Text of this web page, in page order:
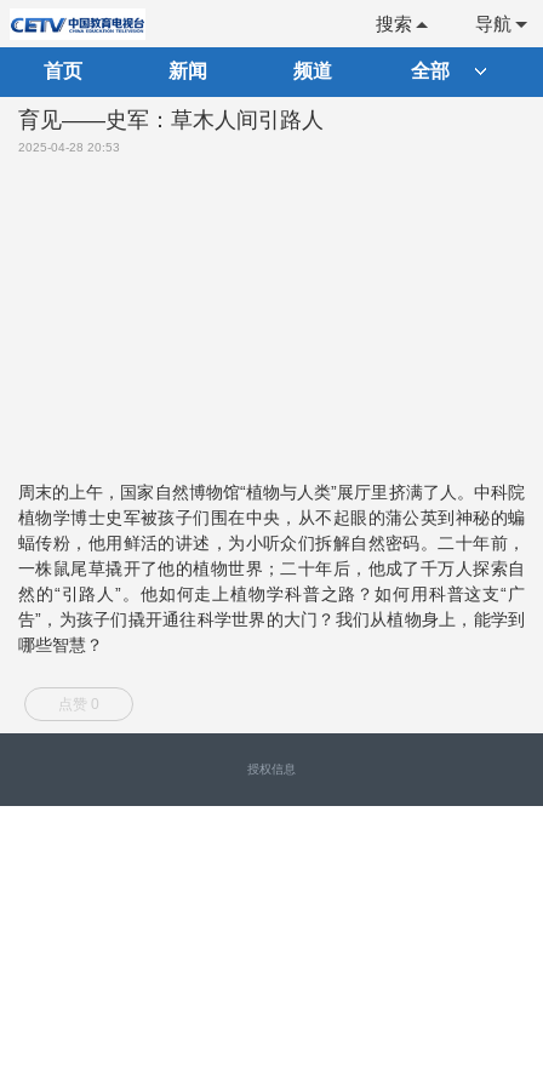
导航
搜索
首页 新闻 频道 全部
育见——史军：草木人间引路人
2025-04-28 20:53
周末的上午，国家自然博物馆“植物与人类”展厅里挤满了人。中科院
植物学博士史军被孩子们围在中央，从不起眼的蒲公英到神秘的蝙
蝠传粉，他用鲜活的讲述，为小听众们拆解自然密码。二十年前，
一株鼠尾草撬开了他的植物世界；二十年后，他成了千万人探索自
然的“引路人”。他如何走上植物学科普之路？如何用科普这支“广
告”，为孩子们撬开通往科学世界的大门？我们从植物身上，能学到
哪些智慧？
点赞 0
授权信息